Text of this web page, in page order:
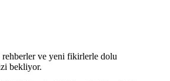
rehberler ve yeni fikirlerle dolu
bekliyor.